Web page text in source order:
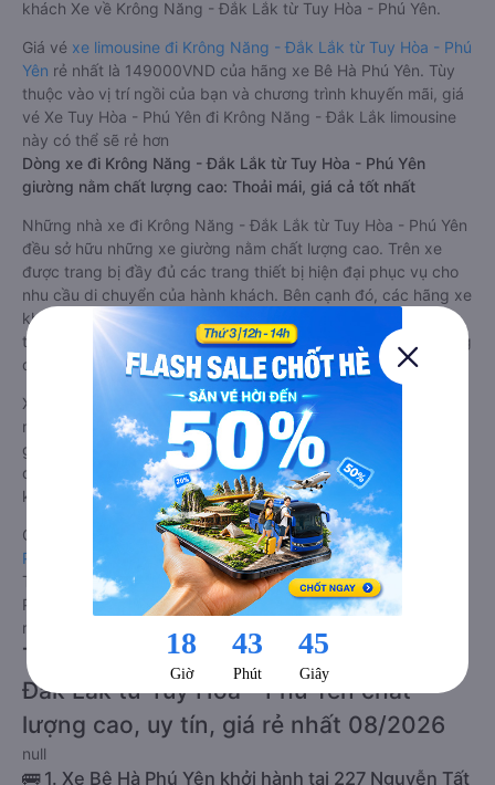
khách Xe về Krông Năng - Đắk Lắk từ Tuy Hòa - Phú Yên.
Giá vé xe limousine đi Krông Năng - Đắk Lắk từ Tuy Hòa - Phú
Yên rẻ nhất là 149000VND của hãng xe Bê Hà Phú Yên. Tùy
thuộc vào vị trí ngồi của bạn và chương trình khuyến mãi, giá
vé Xe Tuy Hòa - Phú Yên đi Krông Năng - Đắk Lắk limousine
này có thể sẽ rẻ hơn
Dòng xe đi Krông Năng - Đắk Lắk từ Tuy Hòa - Phú Yên
giường nằm chất lượng cao: Thoải mái, giá cả tốt nhất
Những nhà xe đi Krông Năng - Đắk Lắk từ Tuy Hòa - Phú Yên
đều sở hữu những xe giường nằm chất lượng cao. Trên xe
được trang bị đầy đủ các trang thiết bị hiện đại phục vụ cho
nhu cầu di chuyển của hành khách. Bên cạnh đó, các hãng xe
khách Tuy Hòa - Phú Yên Krông Năng - Đắk Lắk luôn chú
trọng đến chất lượng dịch vụ, không ngừng cải thiện để mang
đến trải nghiệm hoàn hảo cho hành khách.
Xe Tuy Hòa - Phú Yên Krông Năng - Đắk Lắk giường nằm tốt
nhất: Xe từ Tuy Hòa - Phú Yên đi Krông Năng - Đắk Lắk
giường nằm được đánh giá chung chất lượng Tốt với điểm
đánh giá trung bình từ 4.9/5 dựa trên 422 phản hồi của hành
khách Xe về Krông Năng - Đắk Lắk từ Tuy Hòa - Phú Yên.
Giá vé
xe giường nằm đi Krông Năng - Đắk Lắk từ Tuy Hòa -
Phú Yên
rẻ nhất là 149000VND của hãng xe Bê Hà Phú Yên.
Tùy thuộc vào chương trình khuyến mãi, giá vé Xe Tuy Hòa -
Phú Yên đi Krông Năng - Đắk Lắk giường nằm này có thể sẽ
rẻ hơn.
Tư vấn TOP 2 xe khách đi Krông Năng -
Đắk Lắk từ Tuy Hòa - Phú Yên chất
lượng cao, uy tín, giá rẻ nhất 08/2026
null
🚌 1. Xe Bê Hà Phú Yên khởi hành tại 227 Nguyễn Tất